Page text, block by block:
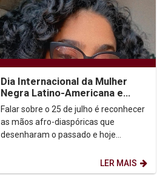
Dia Internacional da Mulher
Negra Latino-Americana e
Caribenha
Falar sobre o 25 de julho é reconhecer
as mãos afro-diaspóricas que
desenharam o passado e hoje
LER MAIS